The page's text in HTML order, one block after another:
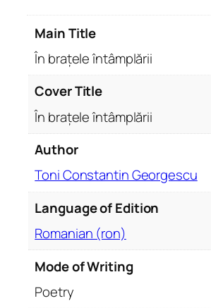
p
r
t
y
Main Title
În brațele întâmplării
Cover Title
În brațele întâmplării
Author
Toni Constantin Georgescu
Language of Edition
Romanian (ron)
Mode of Writing
Poetry